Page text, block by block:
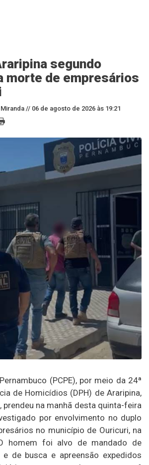
segundo
morte de empresários
// 06 de agosto de 2026 às 19:21
(PCPE), por meio da 24ª
de Homicídios (DPH) de Araripina,
prendeu na manhã desta quinta-feira
por envolvimento no duplo
no município de Ouricuri, na
homem foi alvo de mandado de
e de busca e apreensão expedidos